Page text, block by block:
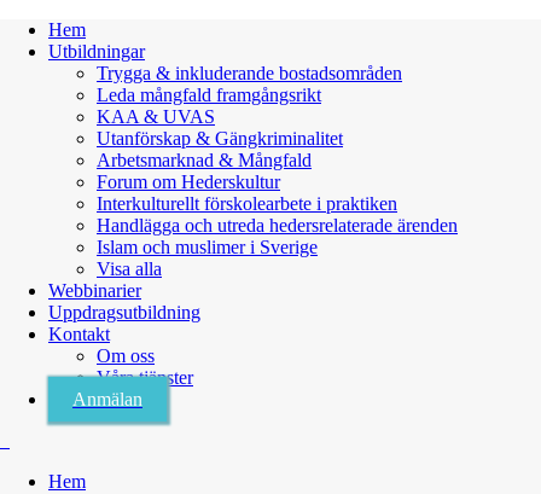
Hem
Utbildningar
Trygga & inkluderande bostadsområden
Leda mångfald framgångsrikt
KAA & UVAS
Utanförskap & Gängkriminalitet
Arbetsmarknad & Mångfald
Forum om Hederskultur
Interkulturellt förskolearbete i praktiken
Handlägga och utreda hedersrelaterade ärenden
Islam och muslimer i Sverige
Visa alla
Webbinarier
Uppdragsutbildning
Kontakt
Om oss
Våra tjänster
Anmälan
Hem